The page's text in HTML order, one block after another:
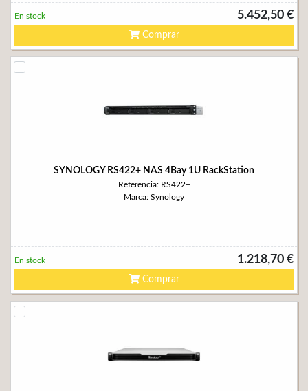
5.452,50 €
En stock
Comprar
SYNOLOGY RS422+ NAS 4Bay 1U RackStation
Referencia: RS422+
Marca: Synology
1.218,70 €
En stock
Comprar